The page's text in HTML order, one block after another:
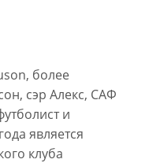
более
сэр Алекс, САФ
и
является
клуба